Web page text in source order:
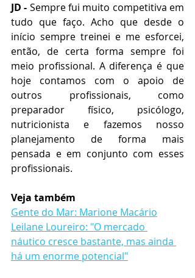
JD - Sempre fui muito competitiva em
tudo que faço. Acho que desde o
início sempre treinei e me esforcei,
então, de certa forma sempre foi
meio profissional. A diferença é que
hoje contamos com o apoio de
outros profissionais, como
preparador físico, psicólogo,
nutricionista e fazemos nosso
planejamento de forma mais
pensada e em conjunto com esses
profissionais.
Veja também
Gente do Mar: Marione Macário
Leilane Loureiro: "O mercado
náutico cresce bastante, mas ainda
há um enorme potencial"